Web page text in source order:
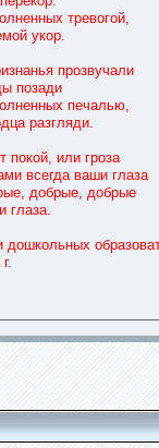
тревогой,
укор.
прозвучали
позади
печалью,
разгляди.
покой, или гроза
ваши глаза
добрые
дошкольных